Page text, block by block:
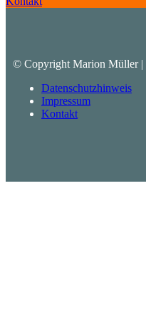
© Copyright Marion Müller |
Datenschutzhinweis
Impressum
Kontakt